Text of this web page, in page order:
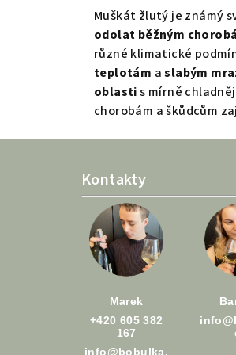
Muškát žlutý je známý
odolat běžným
různé klimatické
teplotám aslabým
oblastis mírně
chorobám a škůdcům
Kontakty
Marek
+420 605 382
167
info@bobulka.